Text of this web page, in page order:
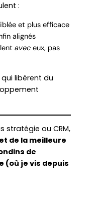
:
et plus efficace
alignés
avec eux, pas
libèrent du
stratégie ou CRM,
de la meilleure
de
(où je vis depuis